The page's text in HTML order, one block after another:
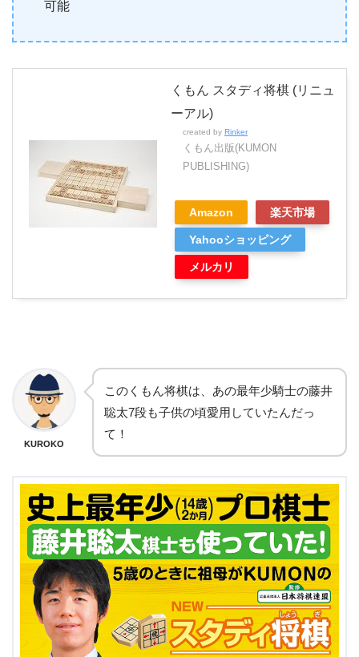
可能
くもん スタディ将棋 (リニュ
ーアル)
created by Rinker
くもん出版(KUMON
PUBLISHING)
Amazon 楽天市場
Yahooショッピング
メルカリ
KUROKO
このくもん将棋は、あの最年少騎士の藤井
聡太7段も子供の頃愛用していたんだっ
て！